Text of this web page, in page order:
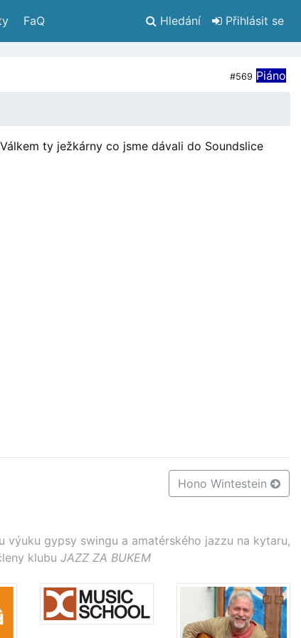
FaQ Hledání Přihlásit se
#569 Piáno
ty ježkárny co jsme dávali do Soundslice
Hono Wintestein
výuku gypsy swingu a amatérského jazzu na kytaru,
klubu JAZZ ZA BUKEM